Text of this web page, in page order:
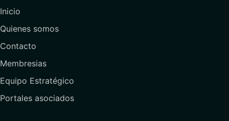
Inicio
Quienes somos
Contacto
Membresias
Equipo Estratégico
Portales asociados